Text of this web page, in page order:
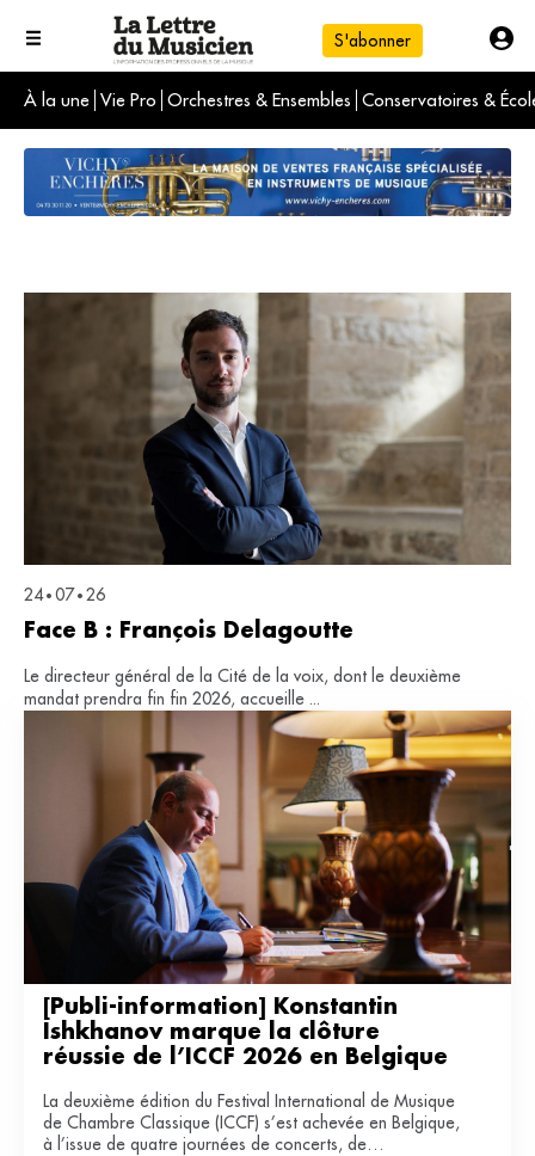
S'abonner
À la une Vie Pro Orchestres & Ensembles Conservatoires &
L'info du jour
Le numéro du mois
International
24 • 07 • 26
Face B : François Delagoutte
Le directeur général de la Cité de la voix, dont le deuxième
mandat prendra fin fin 2026, accueille ...
[Publi-information] Konstantin
Ishkhanov marque la clôture
réussie de l’ICCF 2026 en Belgique
La deuxième édition du Festival International de Musique
de Chambre Classique (ICCF) s’est achevée en Belgique,
à l’issue de quatre journées de concerts, de